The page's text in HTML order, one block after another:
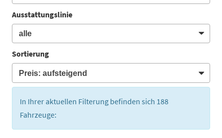
Ausstattungslinie
Sortierung
In Ihrer aktuellen Filterung befinden sich 188
Fahrzeuge: